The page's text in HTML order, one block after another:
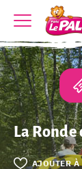
La
AJOUTER À